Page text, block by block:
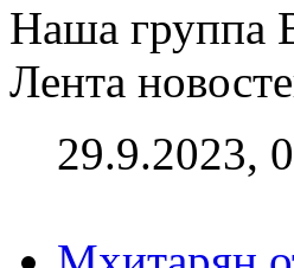
Наша группа
Лента
29.9.2023,